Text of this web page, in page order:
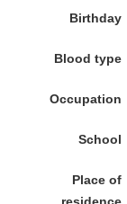
Birthday
Blood type
Occupation
School
Place of